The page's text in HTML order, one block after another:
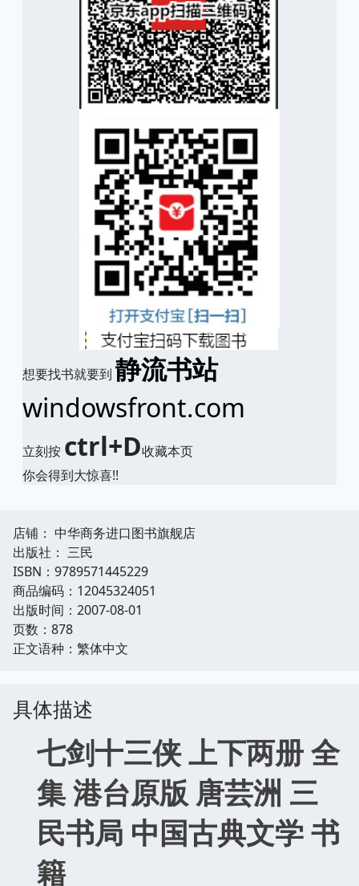
想要找书就要到 静流书站
windowsfront.com
立刻按 ctrl+D收藏本页
你会得到大惊喜!!
店铺： 中华商务进口图书旗舰店
出版社： 三民
ISBN：9789571445229
商品编码：12045324051
出版时间：2007-08-01
页数：878
正文语种：繁体中文
具体描述
七剑十三侠 上下两册 全
集 港台原版 唐芸洲 三
民书局 中国古典文学 书
籍